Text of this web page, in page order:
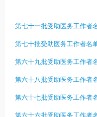
第七十一批受助医务工作者
第七十批受助医务工作者名
第六十九批受助医务工作者
第六十八批受助医务工作者
第六十七批受助医务工作者
第六十六批受助医务工作者